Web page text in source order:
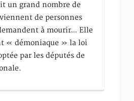
un grand nombre de
de personnes
à mourir… Elle
« démoniaque » la loi
par les députés de